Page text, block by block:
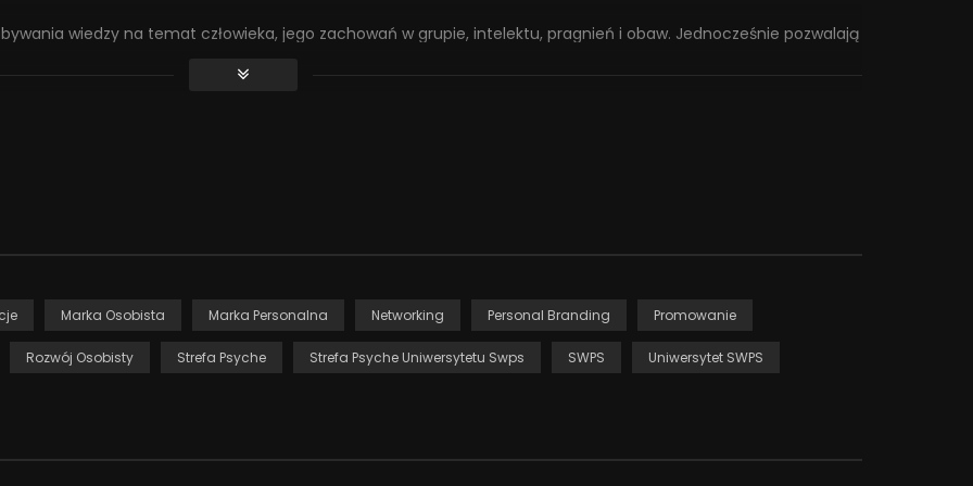
wiedzy na temat człowieka, jego zachowań w grupie, intelektu, pragnień i obaw. Jednocześnie pozwalają
Pracuje głównie z managerami, zarówno indywidualnie, jak i w grupie. Uczy nowych kompetencji, wspiera w
Wykorzystuje doświadczenia zawodowe zdobyte w pracy psychologa, trenera biznesu, wykładowcy i
2005 roku działa nieprzerwanie na rynku usług szkoleniowych, dostarczając rozwiązania dla biznesu.
którego celem jest popularyzowanie wiedzy psychologicznej na najwyższym merytorycznym
daje psychologia w różnych sferach życia zarówno prywatnego, jak i zawodowego. Chcemy ukazywać
technologiach. Więcej o projekcie: http://www.swps.pl/strefa-psyche
Marka Osobista Marka Personalna Networking Personal Branding Promowanie
Rozwój Osobisty Strefa Psyche Strefa Psyche Uniwersytetu Swps SWPS Uniwersytet SWPS